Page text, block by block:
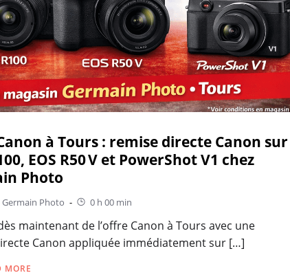
à Tours : remise directe Canon sur
EOS R50 V et PowerShot V1 chez
Photo
Germain Photo - 0 h 00 min
maintenant de l’offre Canon à Tours avec une
Canon appliquée immédiatement sur […]
MORE